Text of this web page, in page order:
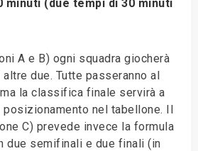
minuti (due tempi di 30 minuti
A e B) ogni squadra giocherà
due. Tutte passeranno al
la classifica finale servirà a
nel tabellone. Il
C) prevede invece la formula
due semifinali e due finali (in